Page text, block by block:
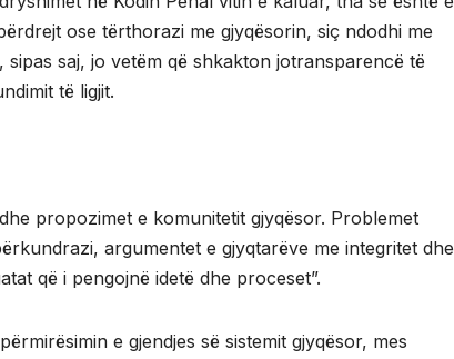
ose tërthorazi me gjyqësorin, siç ndodhi me
saj, jo vetëm që shkakton jotransparencë të
të ligjit.
propozimet e komunitetit gjyqësor. Problemet
argumentet e gjyqtarëve me integritet dhe
që i pengojnë idetë dhe proceset”.
e gjendjes së sistemit gjyqësor, mes